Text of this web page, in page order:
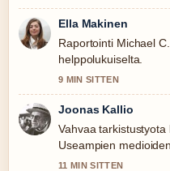
Ella Makinen
Raportointi Michael
helppolukuiselta.
9 MIN SITTEN
Joonas Kallio
Vahvaa
Useampien
11 MIN SITTEN